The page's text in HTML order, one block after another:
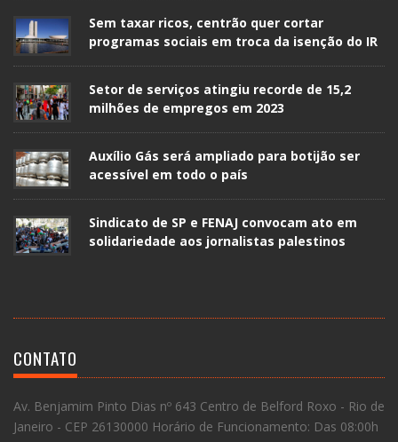
Sem taxar ricos, centrão quer cortar
programas sociais em troca da isenção do IR
Setor de serviços atingiu recorde de 15,2
milhões de empregos em 2023
Auxílio Gás será ampliado para botijão ser
acessível em todo o país
Sindicato de SP e FENAJ convocam ato em
solidariedade aos jornalistas palestinos
CONTATO
Av. Benjamim Pinto Dias nº 643 Centro de Belford Roxo - Rio de
Janeiro - CEP 26130000 Horário de Funcionamento: Das 08:00h